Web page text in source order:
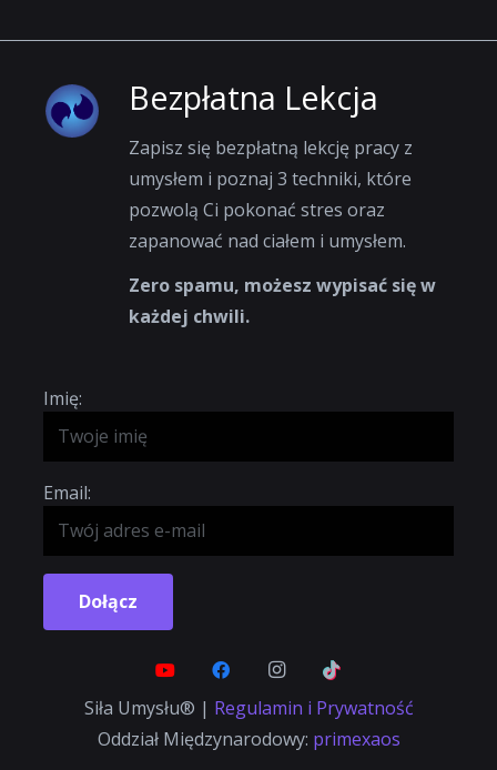
Bezpłatna Lekcja
Zapisz się bezpłatną lekcję pracy z
umysłem i poznaj 3 techniki, które
pozwolą Ci pokonać stres oraz
zapanować nad ciałem i umysłem.
Zero spamu, możesz wypisać się w
każdej chwili.
Imię:
Email:
Dołącz
Siła Umysłu® | Regulamin i Prywatność
Oddział Międzynarodowy: primexaos